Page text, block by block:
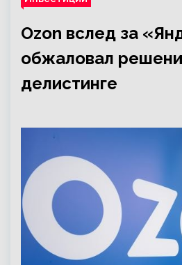
Ozon вслед за
обжаловал
делистинге